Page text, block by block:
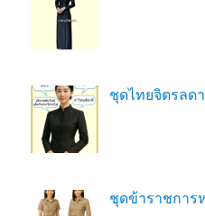
ชุดไทยจิตรลดา
ชุดข้าราชกา